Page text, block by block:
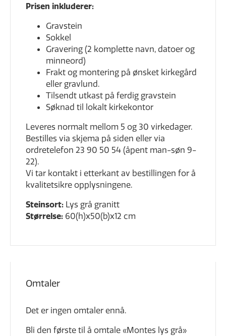
Prisen inkluderer:
Gravstein
Sokkel
Gravering (2 komplette navn, datoer og
minneord)
Frakt og montering på ønsket kirkegård
eller gravlund.
Tilsendt utkast på ferdig gravstein
Søknad til lokalt kirkekontor
Leveres normalt mellom 5 og 30 virkedager.
Bestilles via skjema på siden eller via
ordretelefon 23 90 50 54 (åpent man-søn 9-
22).
Vi tar kontakt i etterkant av bestillingen for å
kvalitetsikre opplysningene.
Steinsort: Lys grå granitt
Størrelse: 60(h)x50(b)x12 cm
Omtaler
Det er ingen omtaler ennå.
Bli den første til å omtale «Montes lys grå»